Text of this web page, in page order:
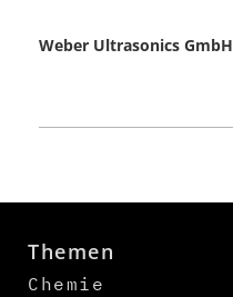
Weber Ultrasonics GmbH
Themen
Chemie